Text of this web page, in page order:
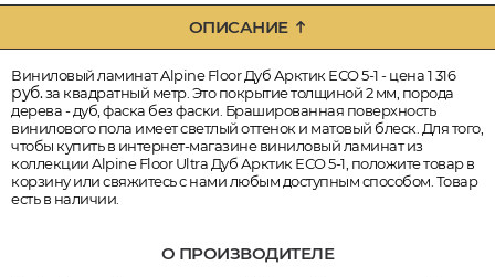
ОПИСАНИЕ
Виниловый ламинат Alpine Floor Дуб Арктик ЕСО 5-1 - цена 1 316
руб.за квадратный метр. Это покрытие толщиной 2 мм, порода
дерева - дуб, фаска без фаски. Брашированная поверхность
винилового пола имеет светлый оттенок и матовый блеск. Для того,
чтобы купить в интернет-магазине виниловый ламинат из
коллекции Alpine Floor Ultra Дуб Арктик ЕСО 5-1, положите товар в
корзину или свяжитесь с нами любым доступным способом. Товар
есть в наличии.
О ПРОИЗВОДИТЕЛЕ